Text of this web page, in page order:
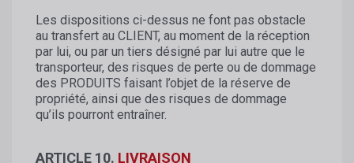
Les dispositions ci-dessus ne font pas obstacle
au transfert au CLIENT, au moment de la réception
par lui, ou par un tiers désigné par lui autre que le
transporteur, des risques de perte ou de dommage
des PRODUITS faisant l’objet de la réserve de
propriété, ainsi que des risques de dommage
qu’ils pourront entraîner.
ARTICLE 10. LIVRAISON